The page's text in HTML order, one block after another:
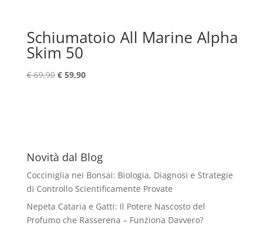
Schiumatoio All Marine Alpha
Skim 50
€69,90 Il
€59,90Il
Novità dal Blog
Cocciniglia nei Bonsai: Biologia, Diagnosi e Strategie
di Controllo Scientificamente Provate
Nepeta Cataria e Gatti: Il Potere Nascosto del
Profumo che Rasserena – Funziona Davvero?